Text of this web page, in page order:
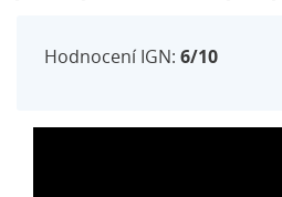
Hodnocení IGN: 6/10